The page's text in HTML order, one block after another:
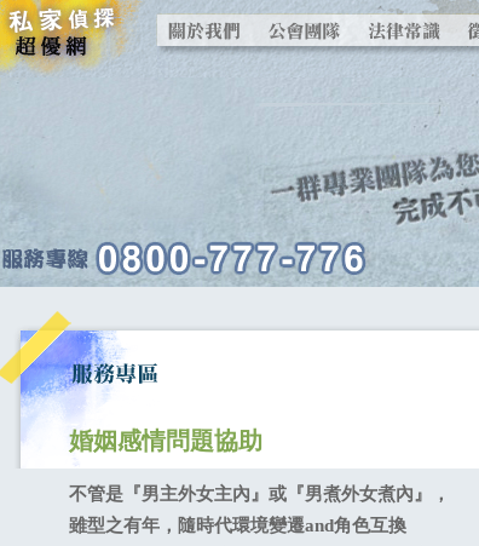
婚姻感情問題協助
不管是『男主外女主內』或『男煮外女煮內』，
雖型之有年，隨時代環境變遷and角色互換